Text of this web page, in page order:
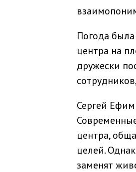
Погода
центра на
дружески
Сергей
центра,
целей.
заменят